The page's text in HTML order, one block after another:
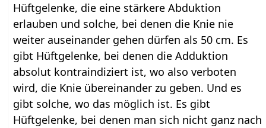
Hüftgelenke, die eine stärkere Abduktion
erlauben und solche, bei denen die Knie nie
weiter auseinander gehen dürfen als 50 cm. Es
gibt Hüftgelenke, bei denen die Adduktion
absolut kontraindiziert ist, wo also verboten
wird, die Knie übereinander zu geben. Und es
gibt solche, wo das möglich ist. Es gibt
Hüftgelenke, bei denen man sich nicht ganz nach